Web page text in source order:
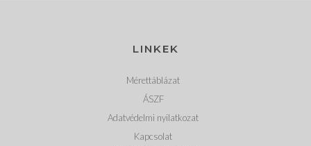
LINKEK
Mérettáblázat
ÁSZF
Adatvédelmi nyilatkozat
Kapcsolat